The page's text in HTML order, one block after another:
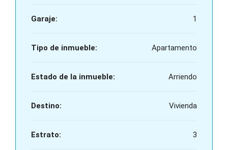
Garaje: 1
Tipo de inmueble: Apartamento
Estado de la inmueble: Arriendo
Destino: Vivienda
Estrato: 3